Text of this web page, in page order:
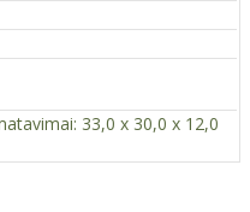
33,0 x 30,0 x 12,0